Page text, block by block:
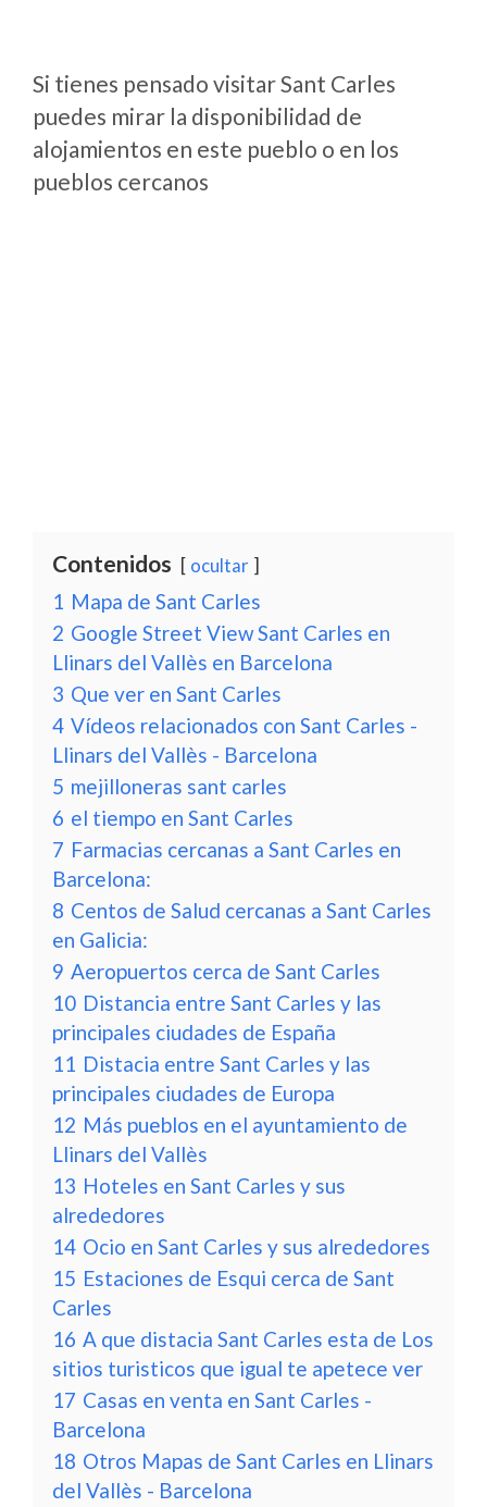
Si tienes pensado visitar Sant Carles
puedes mirar la disponibilidad de
alojamientos en este pueblo o en los
pueblos cercanos
Contenidos ocultar
1 Mapa de Sant Carles
2 Google Street View Sant Carles en
Llinars del Vallès en Barcelona
3 Que ver en Sant Carles
4 Vídeos relacionados con Sant Carles -
Llinars del Vallès - Barcelona
5 mejilloneras sant carles
6 el tiempo en Sant Carles
7 Farmacias cercanas a Sant Carles en
Barcelona:
8 Centos de Salud cercanas a Sant Carles
en Galicia:
9 Aeropuertos cerca de Sant Carles
10 Distancia entre Sant Carles y las
principales ciudades de España
11 Distacia entre Sant Carles y las
principales ciudades de Europa
12 Más pueblos en el ayuntamiento de
Llinars del Vallès
13 Hoteles en Sant Carles y sus
alrededores
14 Ocio en Sant Carles y sus alrededores
15 Estaciones de Esqui cerca de Sant
Carles
16 A que distacia Sant Carles esta de Los
sitios turisticos que igual te apetece ver
17 Casas en venta en Sant Carles -
Barcelona
18 Otros Mapas de Sant Carles en Llinars
del Vallès - Barcelona